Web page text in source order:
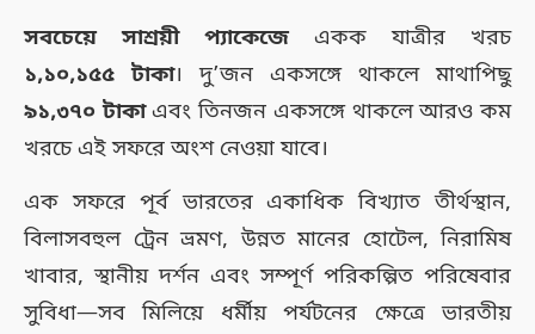
সবচেয়ে সাশ্রয়ী প্যাকেজেএকক যাত্রীর খরচ
১,১০,১৫৫ টাকা। দু’জন একসঙ্গে থাকলে মাথাপিছু
৯১,৩৭০ টাকাএবং তিনজন একসঙ্গে থাকলে আরও কম
খরচে এই সফরে অংশ নেওয়া যাবে।
এক সফরে পূর্ব ভারতের একাধিক বিখ্যাত তীর্থস্থান,
বিলাসবহুল ট্রেন ভ্রমণ, উন্নত মানের হোটেল, নিরামিষ
খাবার, স্থানীয় দর্শন এবং সম্পূর্ণ পরিকল্পিত পরিষেবার
সুবিধা—সব মিলিয়ে ধর্মীয় পর্যটনের ক্ষেত্রে ভারতীয়